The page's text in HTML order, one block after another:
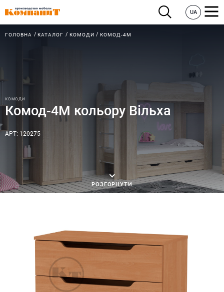
UA
ГОЛОВНА КАТАЛОГ КОМОДИ КОМОД-4М
КОМОДИ
Комод-4М кольору Вільха
АРТ: 120275
РОЗГОРНУТИ